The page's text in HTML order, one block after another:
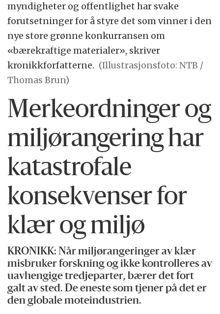
myndigheter og offentlighet har svake
forutsetninger for å styre det som vinner i den
nye store grønne konkurransen om
«bærekraftige materialer», skriver
kronikkforfatterne. (Illustrasjonsfoto: NTB /
Thomas Brun)
Merkeordninger og
miljørangering har
katastrofale
konsekvenser for
klær og miljø
KRONIKK: Når miljørangeringer av klær
misbruker forskning og ikke kontrolleres av
uavhengige tredjeparter, bærer det fort
galt av sted. De eneste som tjener på det er
den globale moteindustrien.